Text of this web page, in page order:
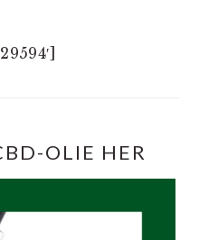
OLIE HER